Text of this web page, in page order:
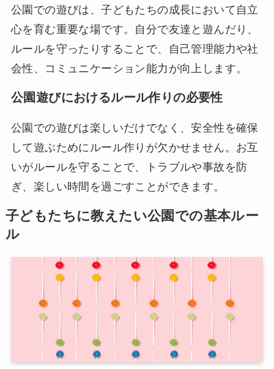
公園での遊びは、子どもたちの成長において自立
心を育む重要な場です。自分で友達と遊んだり、
ルールを守ったりすることで、自己管理能力や社
会性、コミュニケーション能力が向上します。
公園遊びにおけるルール作りの必要性
公園での遊びは楽しいだけでなく、安全性を確保
して遊ぶためにルール作りが欠かせません。お互
いがルールを守ることで、トラブルや事故を防
ぎ、楽しい時間を過ごすことができます。
子どもたちに教えたい公園での基本ルー
ル